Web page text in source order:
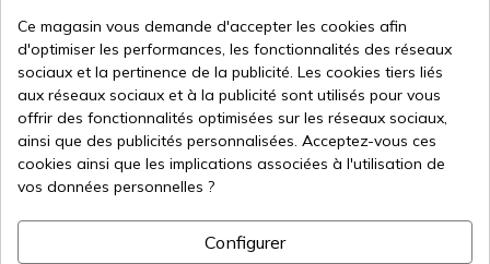
Information
info@aceros-de-hispania.com
Ce magasin vous demande d'accepter les cookies afin
d'optimiser les performances, les fonctionnalités des réseaux
sociaux et la pertinence de la publicité. Les cookies tiers liés
aux réseaux sociaux et à la publicité sont utilisés pour vous
offrir des fonctionnalités optimisées sur les réseaux sociaux,
ainsi que des publicités personnalisées. Acceptez-vous ces
cookies ainsi que les implications associées à l'utilisation de
vos données personnelles ?
Configurer